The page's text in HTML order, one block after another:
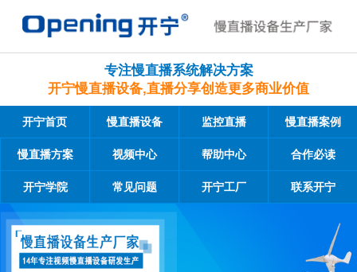
专注慢直播系统解决方案
开宁慢直播设备,直播分享创造更多商业价值
开宁首页 慢直播设备 监控直播 慢直播案例
慢直播方案 视频中心 帮助中心 合作必读
开宁学院 常见问题 开宁工厂 联系开宁